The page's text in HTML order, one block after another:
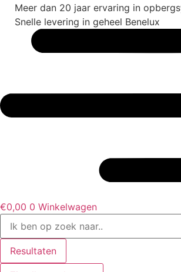
Meer dan 20 jaar ervaring in
Snelle levering in geheel Benelux
€0,00 0 Winkelwagen
Search
Resultaten